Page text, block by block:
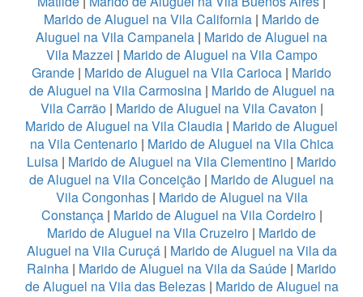
Marido de Aluguel na Vila California | Marido de
Aluguel na Vila Campanela | Marido de Aluguel na
Vila Mazzei | Marido de Aluguel na Vila Campo
Grande | Marido de Aluguel na Vila Carioca | Marido
de Aluguel na Vila Carmosina| Marido de Aluguel na
Vila Carrão| Marido de Aluguel na Vila Cavaton |
Marido de Aluguel na Vila Claudia | Marido de Aluguel
na Vila Centenario| Marido de Aluguel na Vila Chica
Luisa | Marido de Aluguel na Vila Clementino | Marido
de Aluguel na Vila Conceição | Marido de Aluguel na
Vila Congonhas| Marido de Aluguel na Vila
Constança| Marido de Aluguel na Vila Cordeiro|
Marido de Aluguel na Vila Cruzeiro | Marido de
Aluguel na Vila Curuçá | Marido de Aluguel na Vila da
Rainha | Marido de Aluguel na Vila da Saúde | Marido
de Aluguel na Vila das Belezas| Marido de Aluguel na